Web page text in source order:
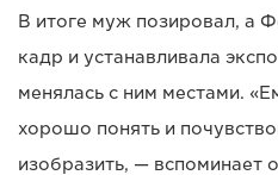
В итоге муж позировал, а
кадр и устанавливала
менялась с ним местами.
хорошо понять и
изобразить, — вспоминает